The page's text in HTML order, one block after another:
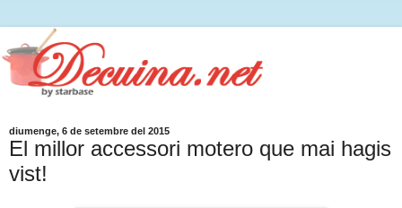
diumenge, 6 de setembre del 2015
El millor accessori motero que mai hagis
vist!